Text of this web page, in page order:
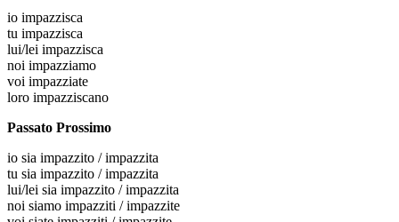
io impazzisca
tu impazzisca
lui/lei impazzisca
noi impazziamo
voi impazziate
loro impazziscano
Passato Prossimo
io sia impazzito / impazzita
tu sia impazzito / impazzita
lui/lei sia impazzito / impazzita
noi siamo impazziti / impazzite